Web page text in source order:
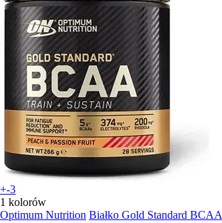
+-3
1 kolorów
Optimum Nutrition Białko Gold Standard BCAA